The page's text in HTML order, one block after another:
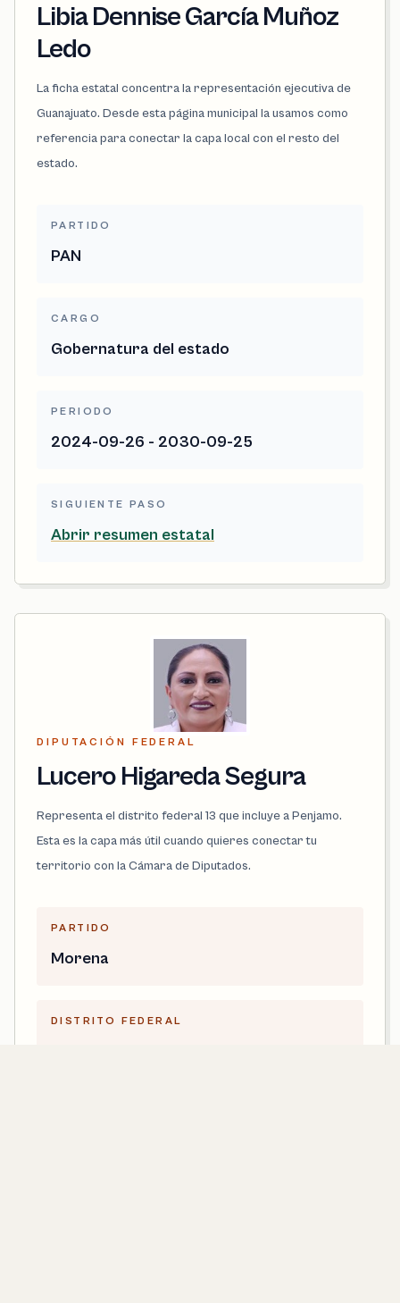
Libia Dennise García Muñoz
Ledo
La ficha estatal concentra la representación ejecutiva de
Guanajuato. Desde esta página municipal la usamos como
referencia para conectar la capa local con el resto del
estado.
PARTIDO
PAN
CARGO
Gobernatura del estado
PERIODO
2024-09-26 - 2030-09-25
SIGUIENTE PASO
Abrir resumen estatal
DIPUTACIÓN FEDERAL
Lucero Higareda Segura
Representa el distrito federal 13 que incluye a Penjamo.
Esta es la capa más útil cuando quieres conectar tu
territorio con la Cámara de Diputados.
PARTIDO
Morena
DISTRITO FEDERAL